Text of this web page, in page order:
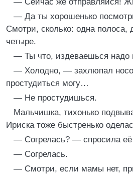
— Да ты хорошенько
Смотри, сколько: одна полоса,
четыре.
— Ты что, издеваешься надо
— Холодно, — захлюпал
простудиться могу…
— Не простудишься.
Мальчишка, тихонько
Ириска тоже быстренько
— Согрелась? — спросила её
— Согрелась.
— Смотри, если мамы нет,